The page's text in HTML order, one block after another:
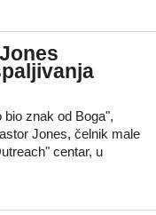
znak od Boga",
Jones, čelnik male
centar, u